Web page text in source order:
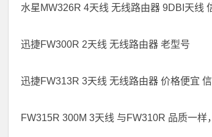
水星MW326R 4天线 无线路由器 9DBI天线
迅捷FW300R 2天线 无线路由器 老型号
迅捷FW313R 3天线 无线路由器 价格便宜
FW315R 300M 3天线 与FW310R 品质一样